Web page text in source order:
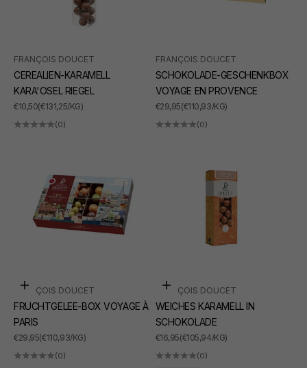
FRANÇOIS DOUCET
CEREALIEN-KARAMELL
KARA'OSEL RIEGEL
ANGEBOT
€10,50(€131,25/KG)
(0)
FRANÇOIS DOUCET
SCHOKOLADE-GESCHENKBOX
VOYAGE EN PROVENCE
ANGEBOT
€29,95(€110,93/KG)
(0)
In den Warenkorb
FRANÇOIS DOUCET
FRUCHTGELEE-BOX VOYAGE À
PARIS
ANGEBOT
€29,95(€110,93/KG)
(0)
In den Warenkorb
FRANÇOIS DOUCET
WEICHES KARAMELL IN
SCHOKOLADE
ANGEBOT
€16,95(€105,94/KG)
(0)